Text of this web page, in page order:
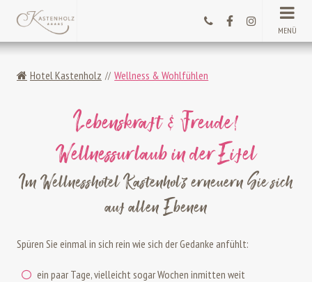
MENÜ
Hotel Kastenholz Wellness & Wohlfühlen
Lebenskraft & Freude!
Wellnessurlaub in der Eifel
Im Wellnesshotel Kastenholz erneuern Sie sich
auf allen Ebenen
Spüren Sie einmal in sich rein wie sich der Gedanke anfühlt:
ein paar Tage, vielleicht sogar Wochen inmitten weit